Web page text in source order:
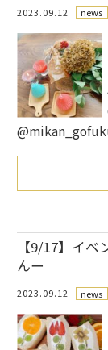
2023.09.12 news
【9/17】イ
んー
2023.09.12 news